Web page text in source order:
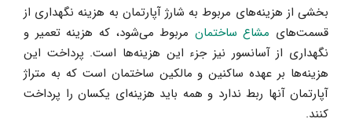
بخشی از هزینه‌های مربوط به شارژ آپارتمان به هزینه نگهداری از
قسمت‌های مشاع ساختمان مربوط می‌شود، که هزینه تعمیر و
نگهداری از آسانسور نیز جزء این هزینه‌ها است. پرداخت این
هزینه‌ها بر عهده ساکنین و مالکین ساختمان است که به متراژ
آپارتمان آنها ربط ندارد و همه باید هزینه‌ای یکسان را پرداخت
کنند.